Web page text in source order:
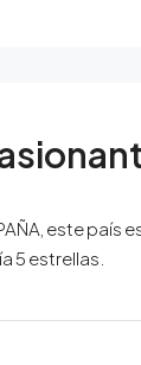
este país
5 estrellas.